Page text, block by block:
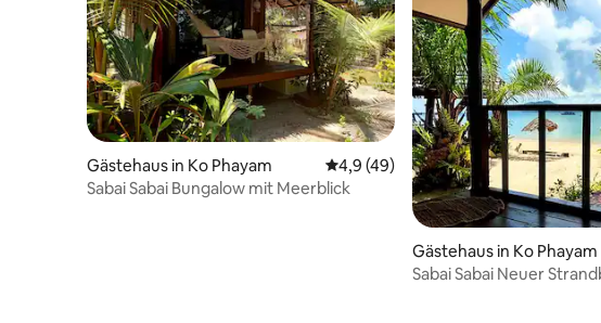
Gästehaus in Ko Phayam Durchschnittliche Bewertung: 4,9
4,9 (49)
Sabai Sabai Bungalow mit Meerblick
Gästehaus in Ko Phayam
Sabai Sabai Neuer